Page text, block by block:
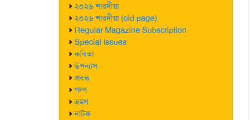
২০২৬ শারদীয়া
২০২৬ শারদীয়া (old page)
Regular Magazine Subscription
Special Issues
কবিতা
উপন্যাস
প্রবন্ধ
গল্প
ভ্রমণ
নাটক